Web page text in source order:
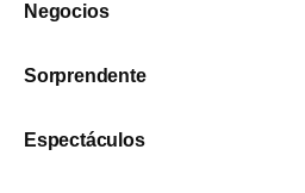
Negocios
Sorprendente
Espectáculos